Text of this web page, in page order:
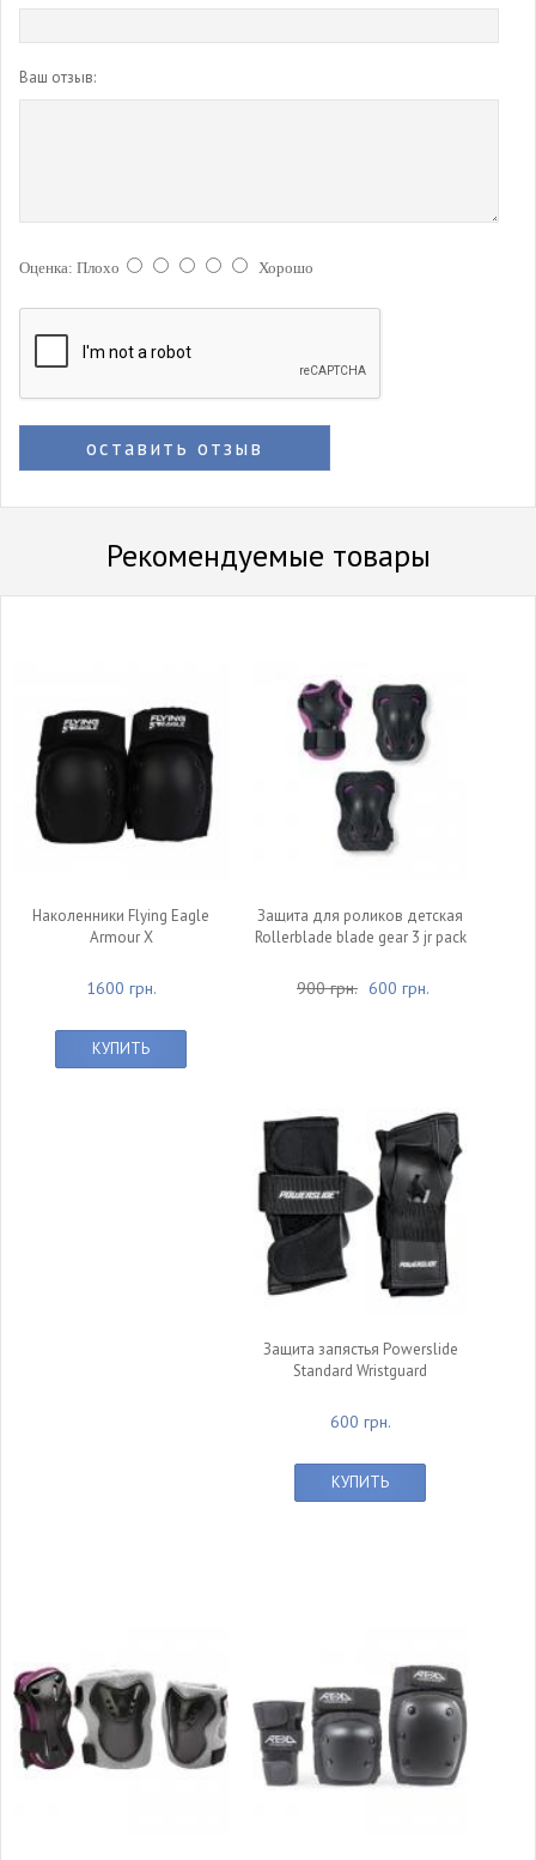
Ваш отзыв:
Оценка: Плохо Хорошо
оставить отзыв
Рекомендуемые товары
Наколенники Flying Eagle
Armour X
1600 грн.
КУПИТЬ
Защита для роликов детская
Rollerblade blade gear 3 jr pack
900 грн. 600 грн.
Защита запястья Powerslide
Standard Wristguard
600 грн.
КУПИТЬ